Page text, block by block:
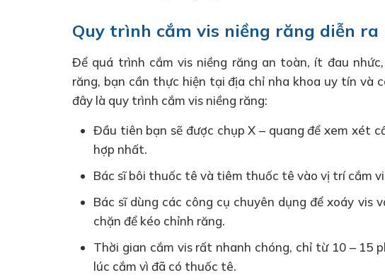
Quy trình cắm vis niềng răng diễn ra
Để quá trình cắm vis niềng răng an toàn, ít đau
răng, bạn cần thực hiện tại địa chỉ nha khoa uy tín và
đây là quy trình cắm vis niềng răng:
Đầu tiên bạn sẽ được chụp X – quang để xem xét
hợp nhất.
Bác sĩ bôi thuốc tê và tiêm thuốc tê vào vị trí cắm
Bác sĩ dùng các công cụ chuyên dụng để xoáy vis
chặn để kéo chỉnh răng.
Thời gian cắm vis rất nhanh chóng, chỉ từ 10 – 15
lúc cắm vì đã có thuốc tê.